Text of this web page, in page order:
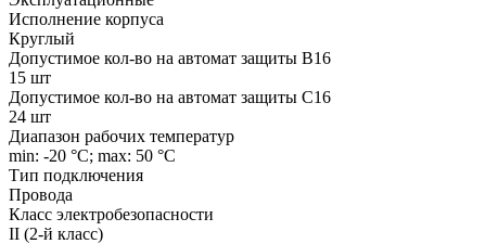
Исполнение корпуса
Круглый
Допустимое кол-во на автомат защиты B16
15 шт
Допустимое кол-во на автомат защиты C16
24 шт
Диапазон рабочих температур
min: -20 °C; max: 50 °C
Тип подключения
Провода
Класс электробезопасности
II (2-й класс)